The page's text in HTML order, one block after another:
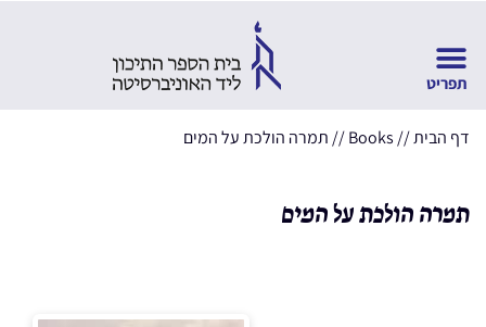
דף הבית//
Books
// תמרה הולכת על המים
תמרה הולכת על המים